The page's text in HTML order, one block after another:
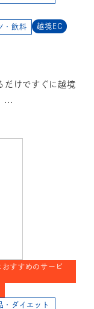
・飲料 越境EC
だけですぐに越境
...
すすめのサービ
・ダイエット